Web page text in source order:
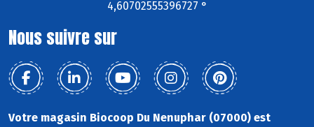
4,60702555396727 °
Nous suivre sur
Votre magasin Biocoop Du Nenuphar (07000) est